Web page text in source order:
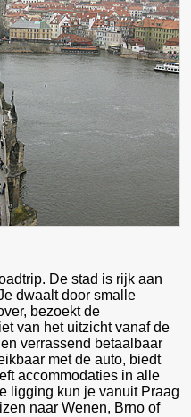
De stad is rijk aan
dwaalt door smalle
bezoekt de
van het uitzicht vanaf de
verrassend betaalbaar
met de auto, biedt
accommodaties in alle
ligging kun je vanuit Praag
naar Wenen, Brno of